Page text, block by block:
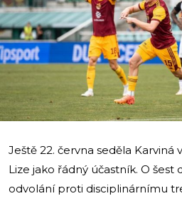
Ještě 22. června seděla Karviná
Lize jako řádný účastník. O šest
odvolání proti disciplinárnímu